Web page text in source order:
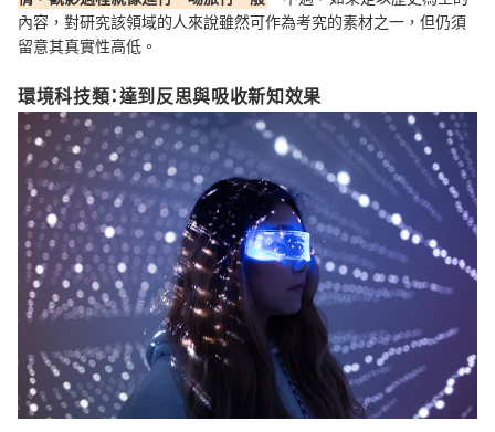
內容，對研究該領域的人來說雖然可作為考究的素材之一，但仍須
留意其真實性高低。
環境科技類：達到反思與吸收新知效果